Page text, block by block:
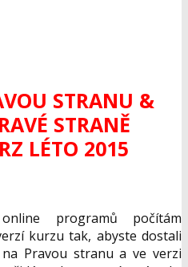
STRANU &
STRANĚ
LÉTO 2015
programů počítám
kurzu tak, abyste dostali
Pravou stranu a ve verzi